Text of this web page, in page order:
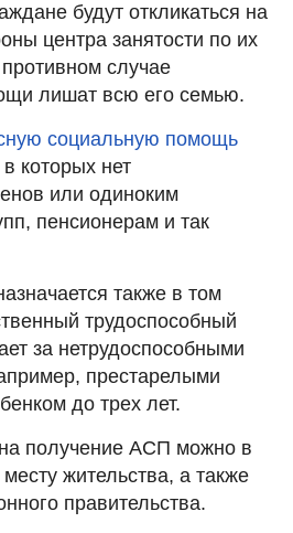
будут откликаться на
центра занятости по их
случае
лишат всю его семью.
социальную помощь
в которых нет
или одиноким
пенсионерам и так
также в том
трудоспособный
за нетрудоспособными
престарелыми
до трех лет.
получение АСП можно в
жительства, а также
правительства.